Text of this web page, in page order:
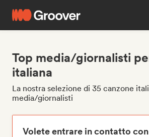
Top media/giornalisti
italiana
La nostra selezione di 35 canzone
media/giornalisti
Volete entrare in contatto